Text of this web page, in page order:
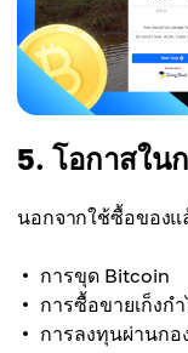
5. โอกาสใน
นอกจากใช้ซื้อของแ
การขุด Bitcoin
การซื้อขายเก็งกำ
การลงทุนผ่านก